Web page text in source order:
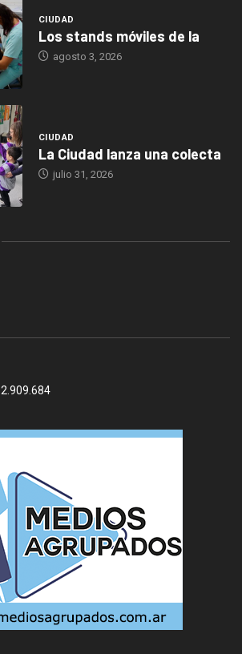
CIUDAD
Los stands móviles de la
agosto 3, 2026
CIUDAD
La Ciudad lanza una colecta
julio 31, 2026
2.909.684